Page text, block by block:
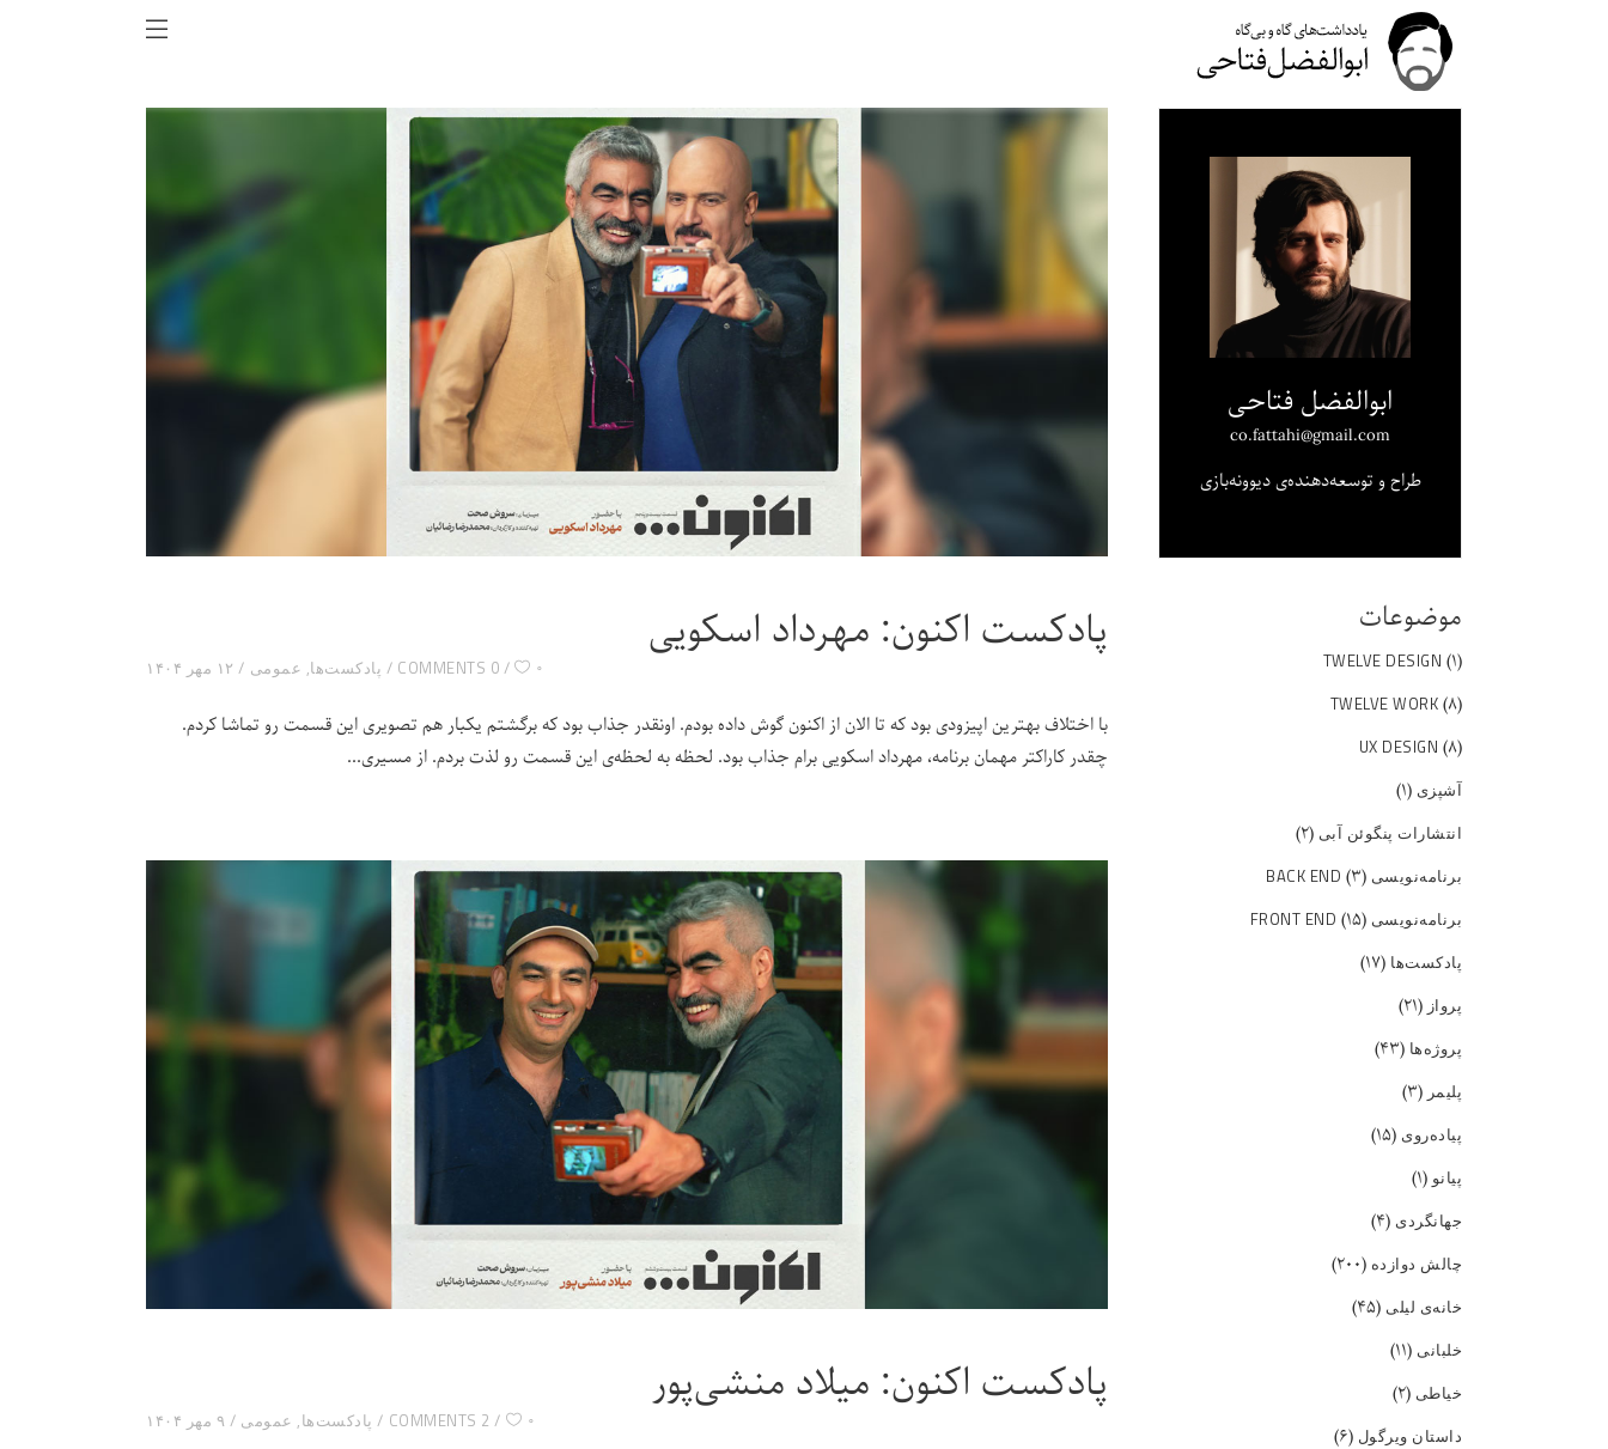
پادکست اکنون: مهرداد اسکویی
۱۲ مهر ۱۴۰۴ پادکست‌ها, عمومی 0 COMMENTS ۰
با اختلاف بهترین اپیزودی بود که تا الان از اکنون گوش داده بودم. اونقدر جذاب بود که برگشتم یکبار هم تصویری این قسمت رو تماشا کردم.
چقدر کاراکتر مهمان برنامه، مهرداد اسکویی برام جذاب بود. لحظه به لحظه‌ی این قسمت رو لذت بردم. از مسیری
پادکست اکنون: میلاد منشی‌پور
۹ مهر ۱۴۰۴ پادکست‌ها, عمومی 2 COMMENTS ۰
ابوالفضل فتاحی
co.fattahi@gmail.com
طراح و توسعه‌دهنده‌ی دیوونه‌بازی
موضوعات
TWELVE DESIGN (۱)
TWELVE WORK (۸)
UX DESIGN (۸)
آشپزی (۱)
انتشارات پنگوئن آبی (۲)
برنامه‌نویسی BACK END (۳)
برنامه‌نویسی FRONT END (۱۵)
پادکست‌ها (۱۷)
پرواز(۲۱)
پروژه‌ها (۴۳)
پلیمر(۳)
پیاده‌روی (۱۵)
پیانو(۱)
جهانگردی (۴)
چالش دوازده (۲۰۰)
خانه‌ی لیلی (۴۵)
خلبانی (۱۱)
خیاطی (۲)
داستان ویرگول (۶)